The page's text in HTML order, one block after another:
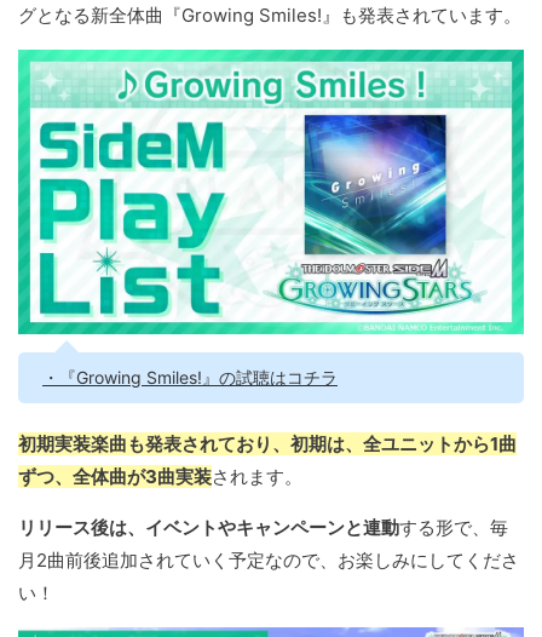
グとなる新全体曲『Growing Smiles!』も発表されています。
・『Growing Smiles!』の試聴はコチラ
初期実装楽曲も発表されており、初期は、全ユニットから1曲
ずつ、全体曲が3曲実装されます。
リリース後は、イベントやキャンペーンと連動する形で、毎
月2曲前後追加されていく予定なので、お楽しみにしてくださ
い！